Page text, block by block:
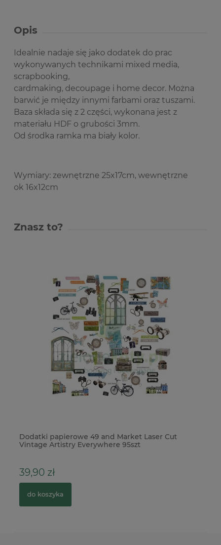
Opis
Idealnie nadaje się jako dodatek do prac
wykonywanych technikami mixed media,
scrapbooking,
cardmaking, decoupage i home decor. Można
barwić je między innymi farbami oraz tuszami.
Baza składa się z 2 części, wykonana jest z
materiału HDF o grubości 3mm.
Od środka ramka ma biały kolor.
Wymiary: zewnętrzne 25x17cm, wewnętrzne
ok 16x12cm
Znasz to?
Dodatki papierowe 49 and Market Laser Cut
Vintage Artistry Everywhere 95szt
39,90 zł
do koszyka